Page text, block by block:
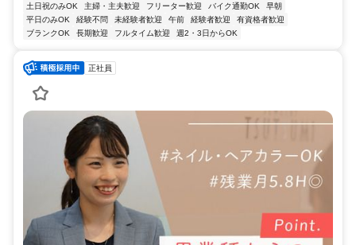
土日祝のみOK
主婦・主夫歓迎 フリーター歓迎 バイク通勤OK
早朝
平日のみOK
経験不問 未経験者歓迎 午前 経験者歓迎
有資格者歓迎
ブランクOK
長期歓迎 フルタイム歓迎 週2・3日からOK
正社員